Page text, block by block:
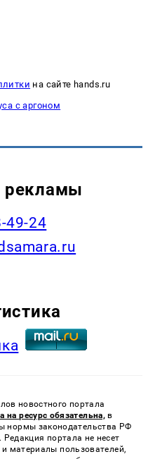
на сайте hands.ru
с аргоном
рекламы
49-24
новостного портала
на ресурс обязательна, в
нормы законодательства РФ
портала не несет
материалы пользователей,